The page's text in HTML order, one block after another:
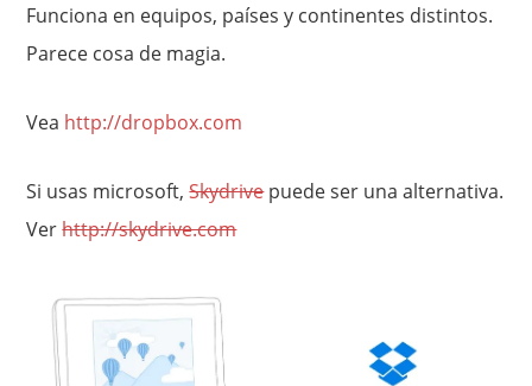
Funciona en equipos, países y continentes distintos.
Parece cosa de magia.
Vea http://dropbox.com
Si usas microsoft,Skydrivepuede ser una alternativa.
Verhttp://skydrive.com